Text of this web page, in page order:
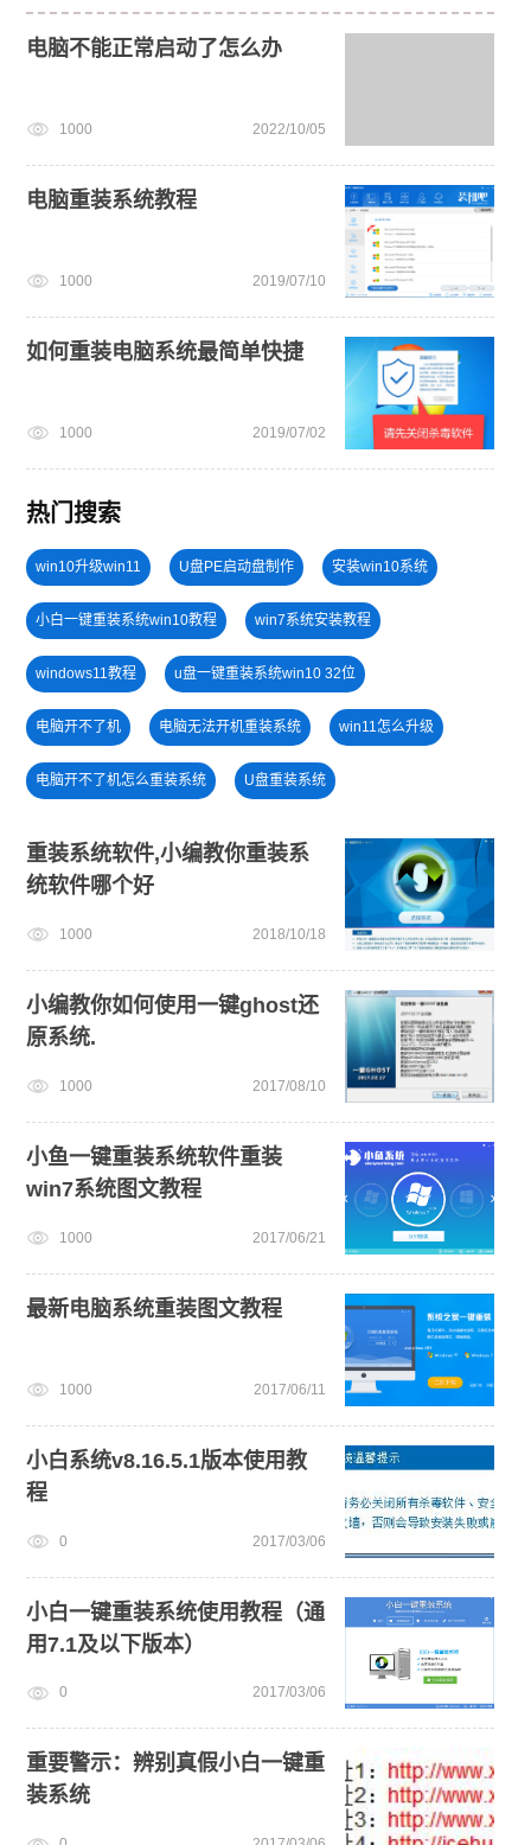
电脑不能正常启动了怎么办
1000 2022/10/05
电脑重装系统教程
1000 2019/07/10
如何重装电脑系统最简单快捷
1000 2019/07/02
热门搜索
win10升级win11 U盘PE启动盘制作 安装win10系统
小白一键重装系统win10教程 win7系统安装教程
windows11教程 u盘一键重装系统win10 32位
电脑开不了机 电脑无法开机重装系统 win11怎么升级
电脑开不了机怎么重装系统 U盘重装系统
小白一键重装系统绿色版 安装系统win7
电脑死机卡顿 windows11升级 win11绕过硬件限制安装
重装系统软件,小编教你重装系
统软件哪个好
1000 2018/10/18
小编教你如何使用一键ghost还
原系统.
1000 2017/08/10
小鱼一键重装系统软件重装
win7系统图文教程
1000 2017/06/21
最新电脑系统重装图文教程
1000 2017/06/11
小白系统v8.16.5.1版本使用教
程
0 2017/03/06
小白一键重装系统使用教程（通
用7.1及以下版本）
0 2017/03/06
重要警示：辨别真假小白一键重
装系统